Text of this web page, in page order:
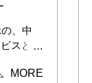
、中
スとの
MORE